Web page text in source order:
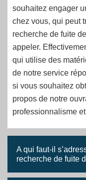
souhaitez engager
chez vous, qui peut
recherche de fuite
appeler.
qui utilise des
de notre service
si vous souhaitez
propos de notre
professionnalisme
A qui faut-il
recherche de fuite